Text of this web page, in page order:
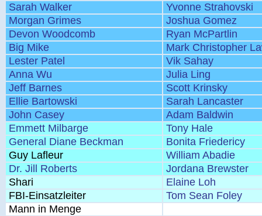
Sarah Walker
Yvonne Strahovski
Morgan Grimes
Joshua Gomez
Devon Woodcomb
Ryan McPartlin
Big Mike
Mark Christopher
Lester Patel
Vik Sahay
Anna Wu
Julia Ling
Jeff Barnes
Scott Krinsky
Ellie Bartowski
Sarah Lancaster
John Casey
Adam Baldwin
Emmett Milbarge
Tony Hale
General Diane Beckman
Bonita Friedericy
Guy Lafleur
William Abadie
Dr. Jill Roberts
Jordana Brewster
Shari
Elaine Loh
FBI-Einsatzleiter
Tom Sean Foley
Mann in Menge